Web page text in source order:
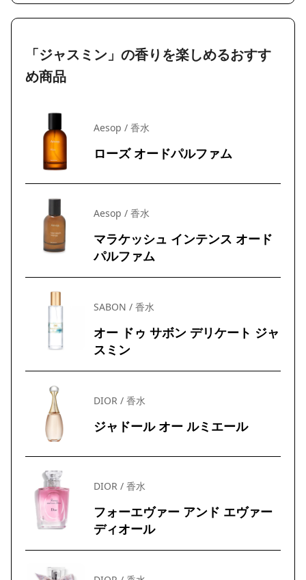
「ジャスミン」の香りを楽しめるおすす
め商品
Aesop / 香水
ローズ オードパルファム
Aesop / 香水
マラケッシュ インテンス オード
パルファム
SABON / 香水
オー ドゥ サボン デリケート ジャ
スミン
DIOR / 香水
ジャドール オー ルミエール
DIOR / 香水
フォーエヴァー アンド エヴァー
ディオール